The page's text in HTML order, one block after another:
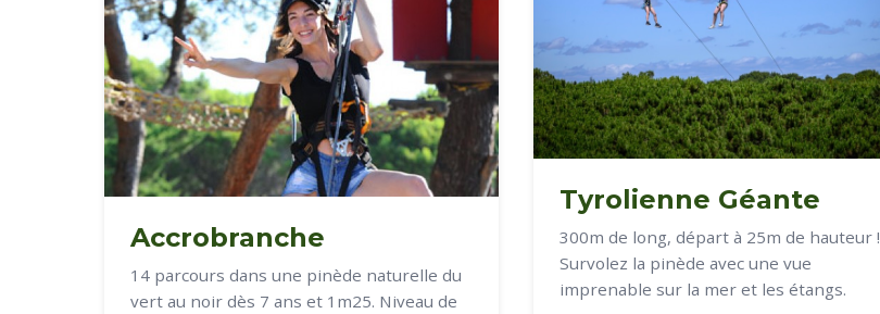
Accrobranche
14 parcours dans une pinède naturelle du
vert au noir dès 7 ans et 1m25. Niveau de
Tyrolienne Géante
300m de long, départ à 25m de hauteur !
Survolez la pinède avec une vue
imprenable sur la mer et les étangs.